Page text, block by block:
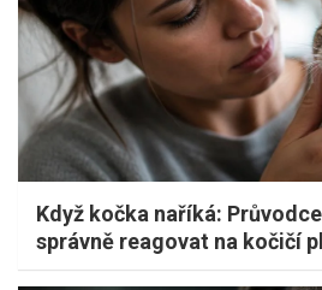
Když kočka naříká:
správně reagovat na kočičí